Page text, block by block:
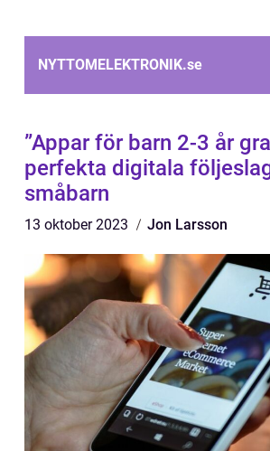
NYTTOMELEKTRONIK.se
”Appar för barn 2-3 år
perfekta digitala
småbarn
13 oktober 2023 Jon Larsson